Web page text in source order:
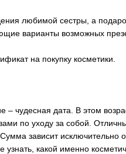
любимой сестры, а
варианты возможных
на покупку косметики.
– чудесная дата. В этом
по уходу за собой.
зависит исключительно
узнать, какой именно